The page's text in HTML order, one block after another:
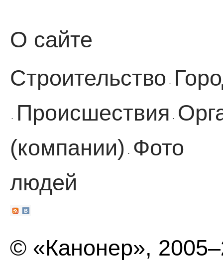
О сайте
Строительство ·
· Происшествия ·
(компании)
·
Фото
людей
© «Канонер»,